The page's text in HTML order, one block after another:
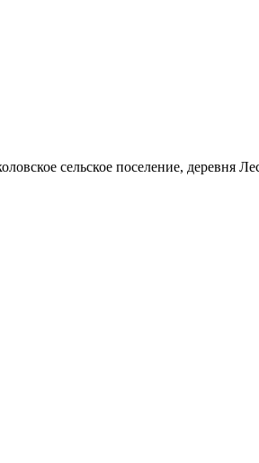
сельское поселение, деревня